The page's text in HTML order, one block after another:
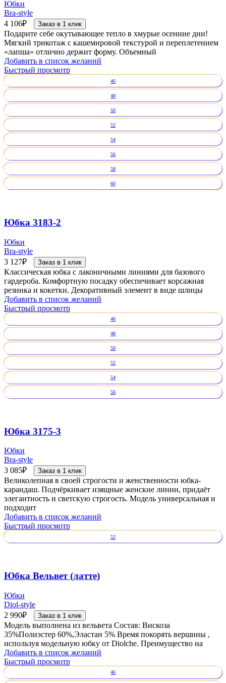
Юбки
Bra-style
4 106₽ Заказ в 1 клик
Подарите себе окутывающее тепло в хмурые осенние дни!
Мягкий трикотаж с кашемировой текстурой и переплетением
«лапша» отлично держит форму. Объемный
Добавить в список желаний
Быстрый просмотр
46
48
50
52
54
56
58
60
Юбка 3183-2
Юбки
Bra-style
3 127₽ Заказ в 1 клик
Классическая юбка с лаконичными линиями для базового
гардероба. Комфортную посадку обеспечивает корсажная
резинка и кокетки. Декоративный элемент в виде шлицы
Добавить в список желаний
Быстрый просмотр
46
48
50
52
54
56
Юбка 3175-3
Юбки
Bra-style
3 085₽ Заказ в 1 клик
Великолепная в своей строгости и женственности юбка-
карандаш. Подчёркивает изящные женские линии, придаёт
элегантность и светскую строгость. Модель универсальная и
подходит
Добавить в список желаний
Быстрый просмотр
52
Юбка Вельвет (латте)
Юбки
Diol-style
2 990₽ Заказ в 1 клик
Модель выполнена из вельвета Состав: Вискоза
35%Полиэстер 60%,Эластан 5% Время покорять вершины ,
используя модельную юбку от Diolche. Преимущество на
Добавить в список желаний
Быстрый просмотр
46